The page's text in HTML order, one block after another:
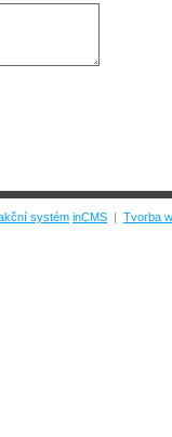
systém inCMS | Tvorba